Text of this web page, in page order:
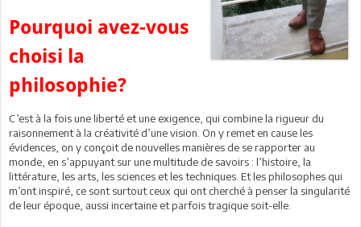
Pourquoi avez-vous
choisi la
philosophie?
C’est à la fois une liberté et une exigence, qui combine la rigueur du
raisonnement à la créativité d’une vision. On y remet en cause les
évidences, on y conçoit de nouvelles manières de se rapporter au
monde, en s’appuyant sur une multitude de savoirs : l’histoire, la
littérature, les arts, les sciences et les techniques. Et les philosophes qui
m’ont inspiré, ce sont surtout ceux qui ont cherché à penser la singularité
de leur époque, aussi incertaine et parfois tragique soit-elle.